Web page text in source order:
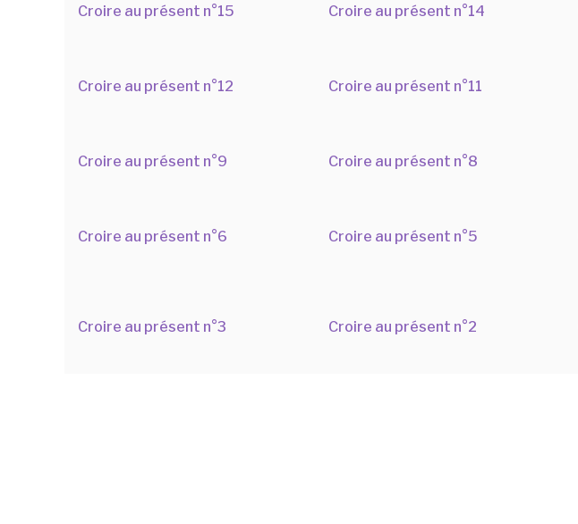
Croire au présent n°15 Croire au présent n°14
Croire au présent n°12 Croire au présent n°11
Croire au présent n°9 Croire au présent n°8
Croire au présent n°6
Croire au présent n°3
Croire au présent n°5
Croire au présent n°2